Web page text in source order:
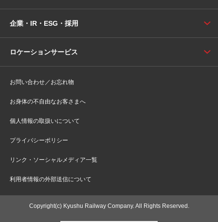
企業・IR・ESG・採用
ロケーションサービス
お問い合わせ／お忘れ物
お身体の不自由なお客さまへ
個人情報の取扱いについて
プライバシーポリシー
リンク・ソーシャルメディア一覧
利用者情報の外部送信について
Copyright(c) Kyushu Railway Company. All Rights Reserved.